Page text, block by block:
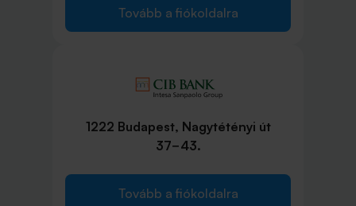
Tovább a fiókoldalra
1222 Budapest, Nagytétényi út
37−43.
Tovább a fiókoldalra